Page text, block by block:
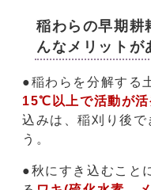
稲わらの早期耕
んなメリットが
●稲わらを分解する
15℃以上で活動が活
込みは、稲刈り後で
う。
●秋にすき込むこと